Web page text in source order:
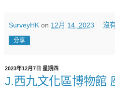
SurveyHK on 12月 14, 2023 沒
分享
2023年12月7日 星期四
J.西九文化區博物館